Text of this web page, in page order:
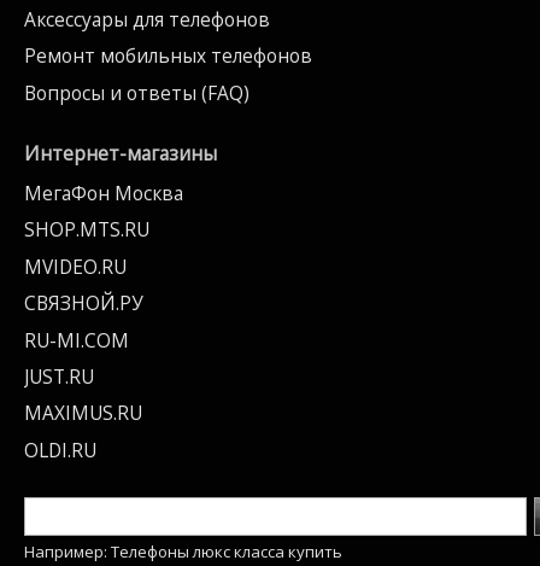
Аксессуары для телефонов
Ремонт мобильных телефонов
Вопросы и ответы (FAQ)
Интернет-магазины
МегаФон Москва
SHOP.MTS.RU
MVIDEO.RU
СВЯЗНОЙ.РУ
RU-MI.COM
JUST.RU
MAXIMUS.RU
OLDI.RU
Например: Телефоны люкс класса купить